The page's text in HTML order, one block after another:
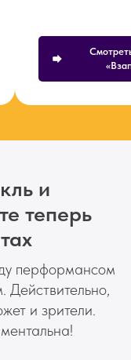
и
теперь
перформансом
Действительно,
и зрители.